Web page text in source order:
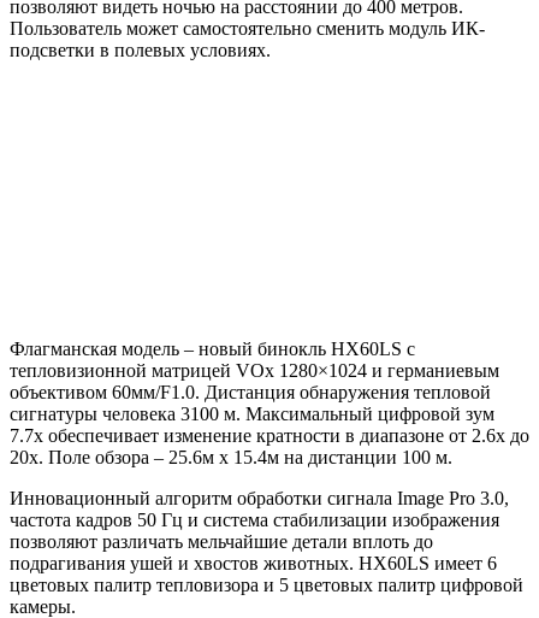
позволяют видеть ночью на расстоянии до 400 метров.
Пользователь может самостоятельно сменить модуль ИК-
подсветки в полевых условиях.
Флагманская модель – новый бинокль HX60LS с
тепловизионной матрицей VOx 1280×1024 и германиевым
объективом 60мм/F1.0. Дистанция обнаружения тепловой
сигнатуры человека 3100 м. Максимальный цифровой зум
7.7х обеспечивает изменение кратности в диапазоне от 2.6х до
20х. Поле обзора – 25.6м x 15.4м на дистанции 100 м.
Инновационный алгоритм обработки сигнала Image Pro 3.0,
частота кадров 50 Гц и система стабилизации изображения
позволяют различать мельчайшие детали вплоть до
подрагивания ушей и хвостов животных. HX60LS имеет 6
цветовых палитр тепловизора и 5 цветовых палитр цифровой
камеры.